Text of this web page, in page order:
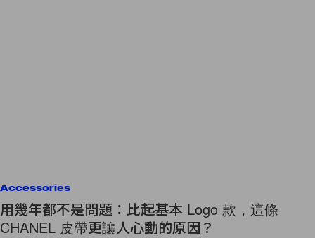
Accessories
用幾年都不是問題：比起基本 Logo 款，這條
CHANEL 皮帶更讓人心動的原因？